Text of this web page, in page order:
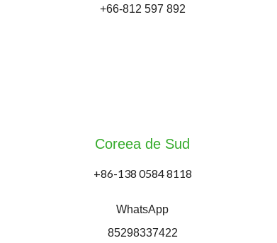
+66-812 597 892
Coreea de Sud
+86-138 0584 8118
WhatsApp
85298337422